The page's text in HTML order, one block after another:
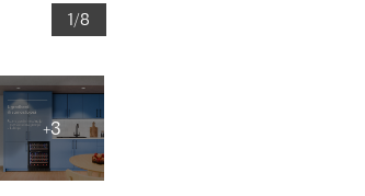
1/8
+3